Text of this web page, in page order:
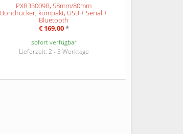
PXR33009B, 58mm/80mm
Bondrucker, kompakt, USB + Serial +
Bluetooth
€ 169,00*
sofort verfügbar
Lieferzeit: 2 - 3 Werktage